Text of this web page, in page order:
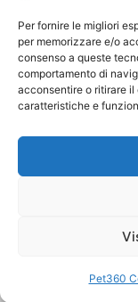
Per fornire le migliori
per memorizzare e/o
consenso a queste
comportamento di
acconsentire o ritirare
caratteristiche e
Pet360